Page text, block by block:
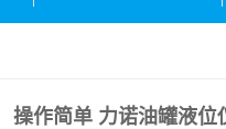
操作简单 力诺油罐液位